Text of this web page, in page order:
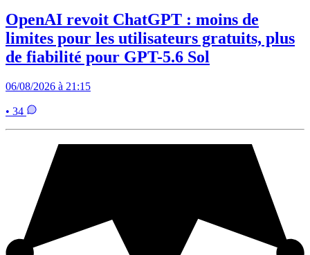
OpenAI revoit ChatGPT : moins de
limites pour les utilisateurs gratuits, plus
de fiabilité pour GPT-5.6 Sol
06/08/2026 à 21:15
• 34